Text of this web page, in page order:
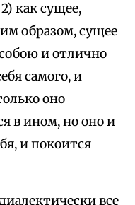
как сущее,
образом, сущее
и отлично
самого, и
оно
в ином, но оно и
и покоится
все